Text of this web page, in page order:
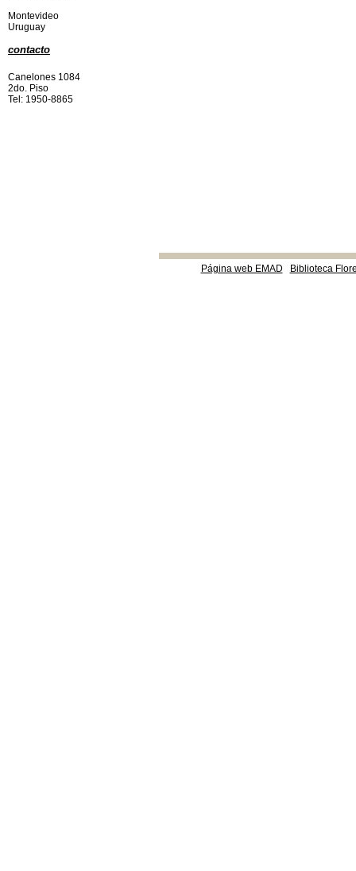
Página web EMAD Biblioteca
Montevideo
Uruguay
contacto
Canelones 1084
2do. Piso
Tel: 1950-8865